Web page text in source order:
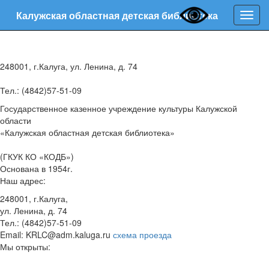
Калужская областная детская библиотека
248001, г.Калуга, ул. Ленина, д. 74
Тел.: (4842)57-51-09
Государственное казенное учреждение культуры Калужской
области
«Калужская областная детская библиотека»
(ГКУК КО «КОДБ»)
Основана в 1954г.
Наш адрес:
248001, г.Калуга,
ул. Ленина, д. 74
Тел.: (4842)57-51-09
Email: KRLC@adm.kaluga.ru схема проезда
Мы открыты: